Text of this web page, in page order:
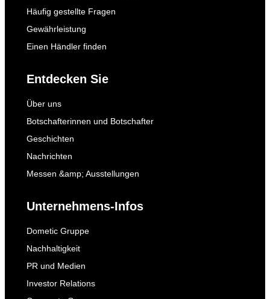
Häufig gestellte Fragen
Gewährleistung
Einen Händler finden
Entdecken Sie
Über uns
Botschafterinnen und Botschafter
Geschichten
Nachrichten
Messen &amp; Ausstellungen
Unternehmens-Infos
Dometic Gruppe
Nachhaltigkeit
PR und Medien
Investor Relations